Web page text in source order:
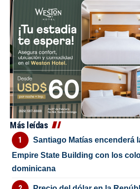
Más leídas
Santiago Matías encenderá
Empire State Building con los
dominicana